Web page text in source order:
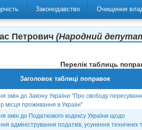
Законодавство Очищення
Петрович (Народний
Перелік таблиць
Заголовок таблиці поправок
змін до Закону України ''Про свободу
місця проживання в Україні"
змін до Податкового кодексу України щодо
адміністрування податків, усунення технічних